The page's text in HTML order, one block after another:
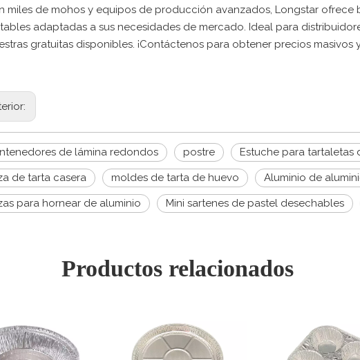
miles de mohos y equipos de producción avanzados, Longstar
adaptadas a sus necesidades de mercado. Ideal para
gratuitas disponibles. ¡Contáctenos para obtener precios
de lámina redondos postre Estuche para tartaletas
de tarta casera moldes de tarta de huevo Aluminio de
para hornear de aluminio Mini sartenes de pastel desechables
Productos relacionados